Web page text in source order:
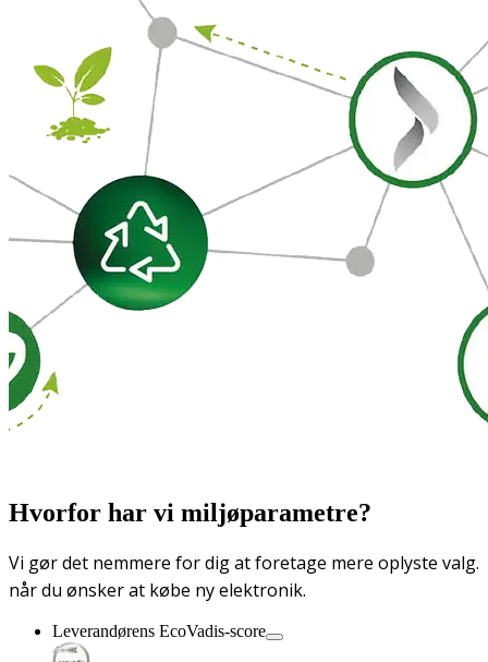
Hvorfor har vi miljøparametre?
Vi gør det nemmere for dig at foretage mere oplyste valg.
når du ønsker at købe ny elektronik.
Leverandørens EcoVadis-score